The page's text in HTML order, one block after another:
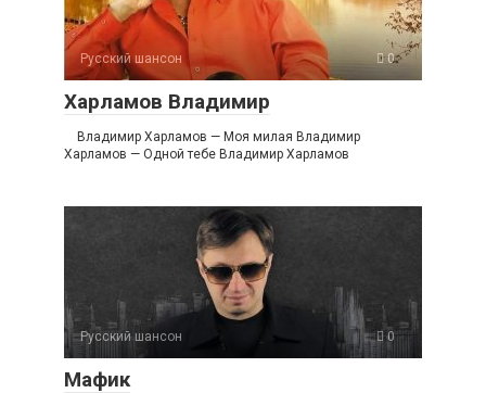
Русский шансон 0
Харламов Владимир
Владимир Харламов — Моя милая Владимир
Харламов — Одной тебе Владимир Харламов
Русский шансон 0
Мафик